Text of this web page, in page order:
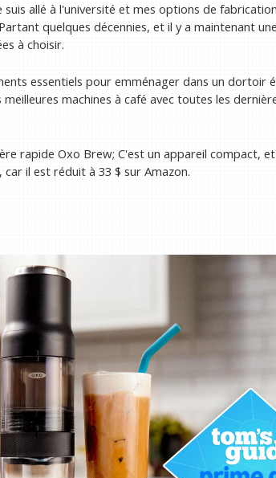
suis allé à l'université et mes options de
quelques décennies, et il y a maintenant
à choisir.
essentiels pour emménager dans un dortoir
machines à café avec toutes les
rapide Oxo Brew; C'est un appareil compact,
il est réduit à 33 $ sur Amazon.